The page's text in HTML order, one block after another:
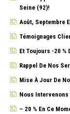
Seine (92)!
Août, Septembre
Témoignages
Et Toujours -20 %
Rappel De Nos
Mise À Jour De
Nous Intervenons
– 20 % En Ce